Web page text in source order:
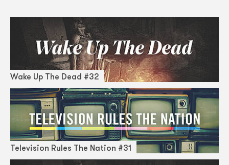
Wake Up The Dead #32
Television Rules The Nation #31